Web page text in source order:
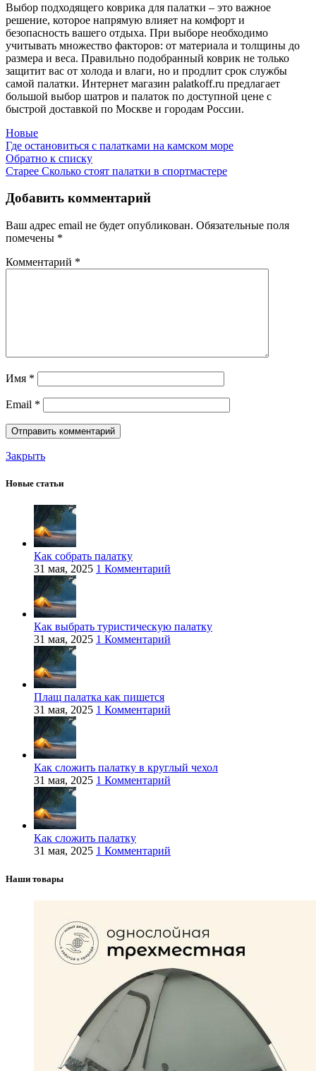
Выбор подходящего коврика для палатки – это важное
решение, которое напрямую влияет на комфорт и
безопасность вашего отдыха. При выборе необходимо
учитывать множество факторов: от материала и толщины до
размера и веса. Правильно подобранный коврик не только
защитит вас от холода и влаги, но и продлит срок службы
самой палатки. Интернет магазин palatkoff.ru предлагает
большой выбор шатров и палаток по доступной цене с
быстрой доставкой по Москве и городам России.
Новые
Где остановиться с палатками на камском море
Обратно к списку
Старее Сколько стоят палатки в спортмастере
Добавить комментарий
Ваш адрес email не будет опубликован. Обязательные поля
помечены *
Комментарий *
Имя *
Email *
Закрыть
Новые статьи
Как собрать палатку
31 мая, 2025 1 Комментарий
Как выбрать туристическую палатку
31 мая, 2025 1 Комментарий
Плащ палатка как пишется
31 мая, 2025 1 Комментарий
Как сложить палатку в круглый чехол
31 мая, 2025 1 Комментарий
Как сложить палатку
31 мая, 2025 1 Комментарий
Наши товары